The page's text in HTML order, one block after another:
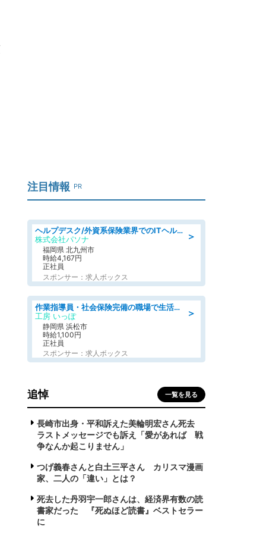
注目情報 PR
＞
ヘルプデスク/外資系保険業界でのITヘルプデスク業務/駅近/即日勤務可/ヘルプデスク
株式会社パソナ
福岡県 北九州市
時給4,167円
正社員
スポンサー：求人ボックス
＞
作業指導員・社会保険完備の職場で生活支援員
工房 いっぽ
静岡県 浜松市
時給1,100円
正社員
スポンサー：求人ボックス
追悼 一覧を見る
長崎市出身・平和訴えた美輪明宏さん死去
ラストメッセージでも訴え「愛があれば 戦
争なんか起こりません」
つげ義春さんと白土三平さん カリスマ漫画
家、二人の「違い」とは？
死去した丹羽宇一郎さんは、経済界有数の読
書家だった 『死ぬほど読書』ベストセラー
に